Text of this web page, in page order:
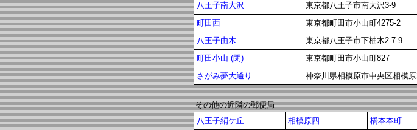
八王子南大沢
東京都八王子市南大沢3-9
町田西
東京都町田市小山町4275-2
八王子由木
東京都八王子市下柚木2-7-9
町田小山 (閉)
東京都町田市小山町827
さがみ夢大通り
神奈川県相模原市中央区相模
その他の近隣の郵便局
八王子絹ケ丘
相模原四 橋本本町